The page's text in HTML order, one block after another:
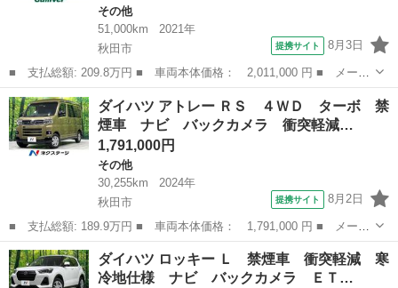
その他
51,000km
2021年
秋田市
提携サイト 8月3日
■ 支払総額: 209.8万円 ■ 車両本体価格： 2,011,000 円 ■ メーカ
ー名： ダイハツ ■ 車種名： ロッキー ■ グレード名： Ｇ ４
ＷＤ スマートアシスト 社外ＳＤナビ 全方位カメラ レーダーク
ルーズコ...
秋田 秋田市 その他
ダイハツ アトレー ＲＳ ４ＷＤ ターボ 禁
煙車 ナビ バックカメラ 衝突軽減…
1,791,000円
その他
30,255km
2024年
秋田市
提携サイト 8月2日
■ 支払総額: 189.9万円 ■ 車両本体価格： 1,791,000 円 ■ メーカ
ー名： ダイハツ ■ 車種名： アトレー ■ グレード名： ＲＳ
４ＷＤ ターボ 禁煙車 ナビ バックカメラ 衝突軽減 アダプテ
ィブクル...
秋田 秋田市 その他
ダイハツ ロッキー Ｌ 禁煙車 衝突軽減 寒
冷地仕様 ナビ バックカメラ ＥＴ…